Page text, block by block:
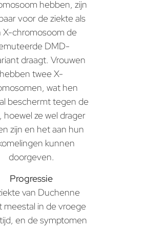
hebben, zijn
voor de ziekte als
X-chromosoom de
DMD-
draagt. Vrouwen
hebben twee X-
wat hen
beschermt tegen de
hoewel ze wel drager
zijn en het aan hun
kunnen
doorgeven.
Progressie
van Duchenne
meestal in de vroege
en de symptomen